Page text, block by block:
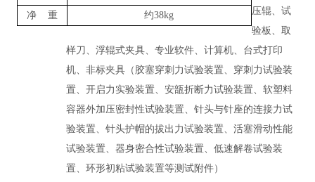
净
重 约38kg
压辊、试
验板、取
样刀、浮辊式夹具、专业软件、计算机、台式打印
机、非标夹具（胶塞穿刺力试验装置、穿刺力试验装
置、开启力实验装置、安瓿折断力试验装置、软塑料
容器外加压密封性试验装置、针头与针座的连接力试
验装置、针头护帽的拔出力试验装置、活塞滑动性能
试验装置、器身密合性试验装置、低速解卷试验装
置、环形初粘试验装置等测试附件）